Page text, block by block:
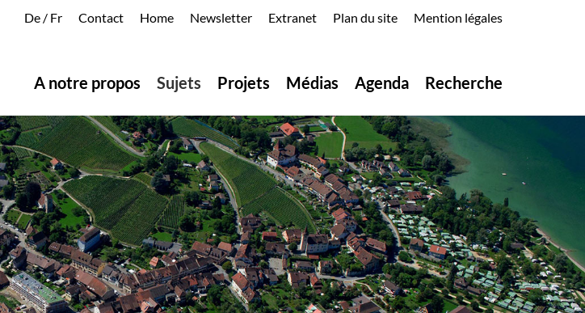
De / Fr Contact Home Newsletter Extranet Plan du site Mention légales
A notre propos Sujets Projets Médias Agenda Recherche